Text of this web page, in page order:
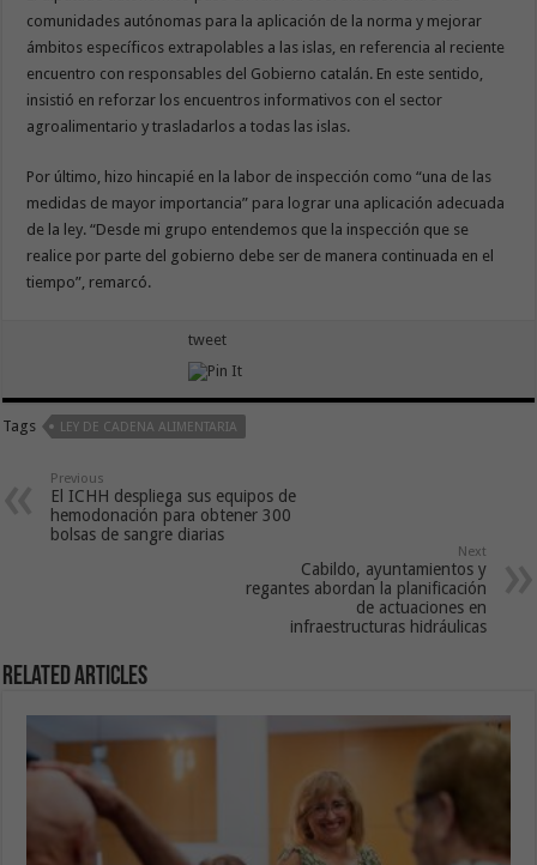
comunidades autónomas para la aplicación de la norma y mejorar
ámbitos específicos extrapolables a las islas, en referencia al reciente
encuentro con responsables del Gobierno catalán. En este sentido,
insistió en reforzar los encuentros informativos con el sector
agroalimentario y trasladarlos a todas las islas.
Por último, hizo hincapié en la labor de inspección como “una de las
medidas de mayor importancia” para lograr una aplicación adecuada
de la ley. “Desde mi grupo entendemos que la inspección que se
realice por parte del gobierno debe ser de manera continuada en el
tiempo”, remarcó.
tweet
Tags LEY DE CADENA ALIMENTARIA
Previous
El ICHH despliega sus equipos de
hemodonación para obtener 300
bolsas de sangre diarias
Next
Cabildo, ayuntamientos y
regantes abordan la planificación
de actuaciones en
infraestructuras hidráulicas
Related Articles